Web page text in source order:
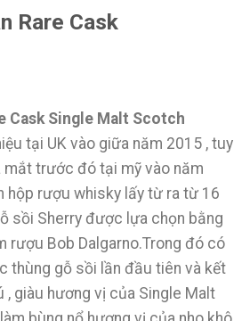
Rare Cask
Cask Single Malt Scotch
tại UK vào giữa năm 2015 , tuy
mắt trước đó tại mỹ vào năm
hộp rượu whisky lấy từ ra từ 16
sồi Sherry được lựa chọn bằng
rượu Bob Dalgarno.Trong đó có
thùng gỗ sồi lần đầu tiên và kết
, giàu hương vị của Single Malt